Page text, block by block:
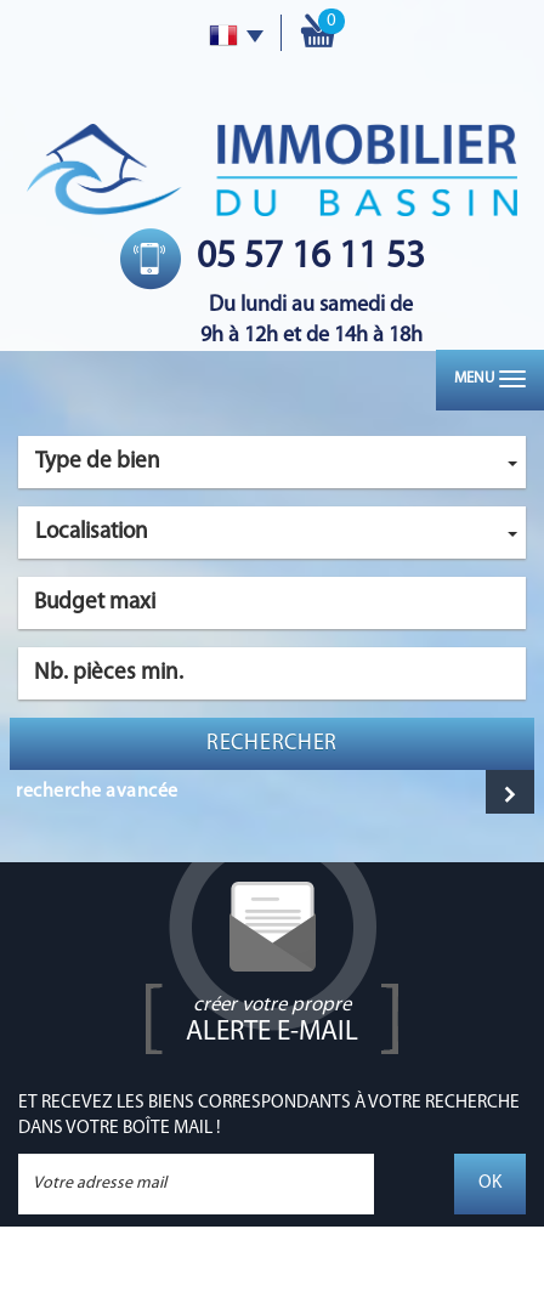
05 57 16 11 53
Du lundi au samedi de
9h à 12h et de 14h à 18h
0
MENU
Type de bien
Localisation
RECHERCHER
recherche avancée
créer votre propre
ALERTE E-MAIL
ET RECEVEZ LES BIENS CORRESPONDANTS À VOTRE RECHERCHE
DANS VOTRE BOÎTE MAIL !
OK